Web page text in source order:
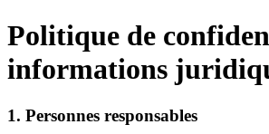
Politique de
informations
1. Personnes responsables